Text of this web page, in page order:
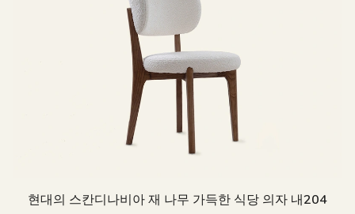
현대의 스칸디나비아 재 나무 가득한 식당 의자 내204